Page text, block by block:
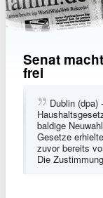
Senat
frei
Dublin (dpa)
baldige
Gesetze
zuvor bereits
Die